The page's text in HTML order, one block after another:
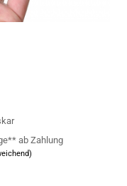
ab Zahlung